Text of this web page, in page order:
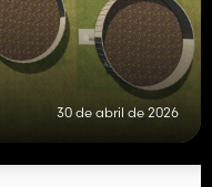
30 de abril de 2026